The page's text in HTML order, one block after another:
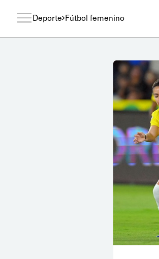
Deporte Fútbol femenino